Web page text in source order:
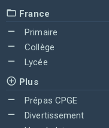
France
Primaire
Collège
Lycée
Plus
Prépas CPGE
Divertissement